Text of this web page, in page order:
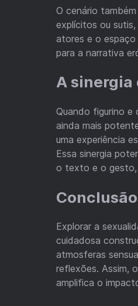
O cenário
explícitos ou
atores e o
para a narrativa
A
Quando figurino e
ainda mais
uma experiência
Essa sinergia
o texto e o gesto,
Conclusão
Explorar a
cuidadosa
atmosferas
reflexões. Assim,
amplifica o